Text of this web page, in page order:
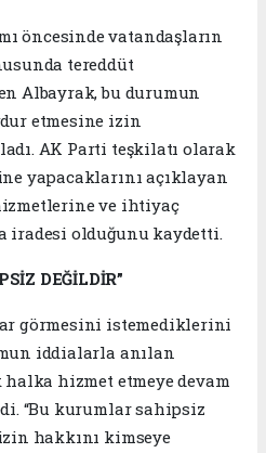
öncesinde vatandaşların
tereddüt
Albayrak, bu durumun
etmesine izin
AK Parti teşkilatı olarak
yapacaklarını açıklayan
ve ihtiyaç
iradesi olduğunu kaydetti.
DEĞİLDİR”
görmesini istemediklerini
iddialarla anılan
hizmet etmeye devam
“Bu kurumlar sahipsiz
hakkını kimseye